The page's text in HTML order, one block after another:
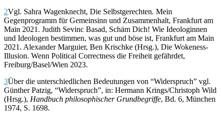
2Vgl. Sahra Wagenknecht, Die Selbstgerechten. Mein
Gegenprogramm für Gemeinsinn und Zusammenhalt, Frankfurt am
Main 2021. Judith Sevinc Basad, Schäm Dich! Wie Ideologinnen
und Ideologen bestimmen, was gut und böse ist, Frankfurt am Main
2021. Alexander Marguier, Ben Krischke (Hrsg.), Die Wokeness-
Illusion. Wenn Political Correctness die Freiheit gefährdet,
Freiburg/Basel/Wien 2023.
3Über die unterschiedlichen Bedeutungen von “Widerspruch” vgl.
Günther Patzig, “Widerspruch”, in: Hermann Krings/Christoph Wild
(Hrsg.), Handbuch philosophischer Grundbegriffe, Bd. 6, München
1974, S. 1698.